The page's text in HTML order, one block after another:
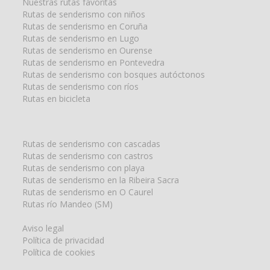
Nuestras rutas favoritas
Rutas de senderismo con niños
Rutas de senderismo en Coruña
Rutas de senderismo en Lugo
Rutas de senderismo en Ourense
Rutas de senderismo en Pontevedra
Rutas de senderismo con bosques autóctonos
Rutas de senderismo con ríos
Rutas en bicicleta
Rutas de senderismo con cascadas
Rutas de senderismo con castros
Rutas de senderismo con playa
Rutas de senderismo en la Ribeira Sacra
Rutas de senderismo en O Caurel
Rutas río Mandeo (SM)
Aviso legal
Política de privacidad
Política de cookies